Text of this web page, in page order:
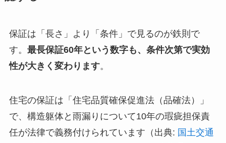
保証は「長さ」より「条件」で見るのが鉄則で
す。 最長保証60年という数字も、条件次第で実効
性が大きく変わります。
住宅の保証は「住宅品質確保促進法（品確法）」
で、構造躯体と雨漏りについて10年の瑕疵担保責
任が法律で義務付けられています（出典: 国土交通